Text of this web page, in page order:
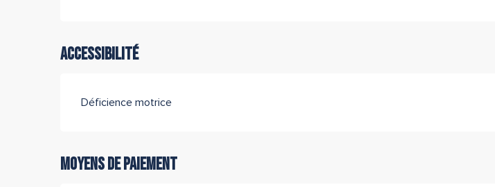
Accessibilité
Déficience motrice
Moyens de paiement